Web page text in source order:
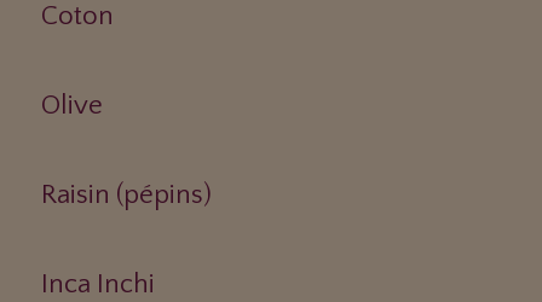
Coton
Olive
Raisin (pépins)
Inca Inchi